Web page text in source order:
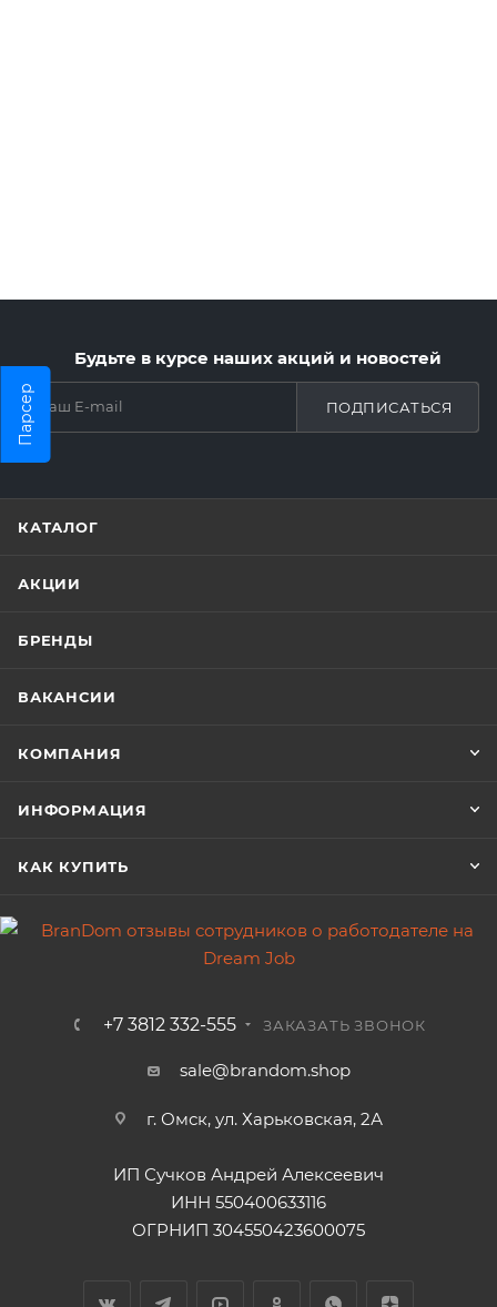
Парсер
Будьте в курсе наших акций и новостей
ПОДПИСАТЬСЯ
КАТАЛОГ
АКЦИИ
БРЕНДЫ
ВАКАНСИИ
КОМПАНИЯ
ИНФОРМАЦИЯ
КАК КУПИТЬ
+7 3812 332-555 ЗАКАЗАТЬ ЗВОНОК
sale@brandom.shop
г. Омск, ул. Харьковская, 2А
ИП Сучков Андрей Алексеевич
ИНН 550400633116
ОГРНИП 304550423600075